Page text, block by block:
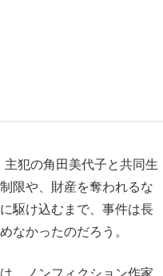
犯の角田美代子と共同生
限や、財産を奪われるな
駆け込むまで、事件は長
なかったのだろう。
、ノンフィクション作家